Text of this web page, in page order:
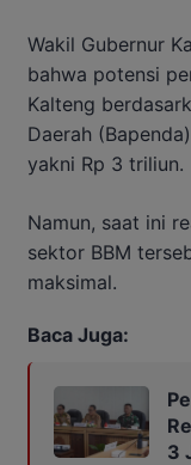
Wakil Gubernur
bahwa potensi
Kalteng
Daerah
yakni Rp 3 triliun.
Namun, saat ini
sektor BBM
maksimal.
Baca Juga:
3